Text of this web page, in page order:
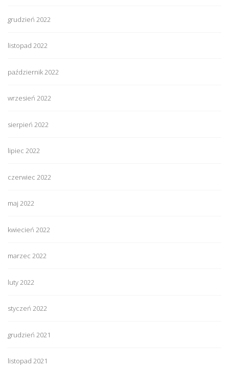
grudzień 2022
listopad 2022
październik 2022
wrzesień 2022
sierpień 2022
lipiec 2022
czerwiec 2022
maj 2022
kwiecień 2022
marzec 2022
luty 2022
styczeń 2022
grudzień 2021
listopad 2021